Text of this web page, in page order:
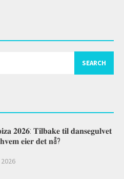
𝟐𝟎𝟐𝟔: 𝐓𝐢𝐥𝐛𝐚𝐤𝐞 𝐭𝐢𝐥 𝐝𝐚𝐧𝐬𝐞𝐠𝐮𝐥𝐯𝐞𝐭
𝐞𝐢𝐞𝐫 𝐝𝐞𝐭 𝐧å?